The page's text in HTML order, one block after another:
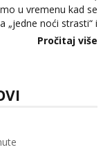
u vremenu kad se
„jedne noći strasti“ i
misle žene, a što
Pročitaj više